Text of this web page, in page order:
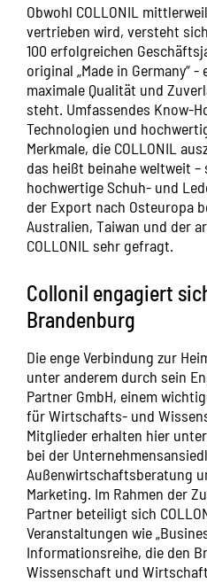
Obwohl COLLONIL
vertrieben wird, versteht
100 erfolgreichen
original „Made in Germany“
maximale Qualität und
steht. Umfassendes Know-
Technologien und
Merkmale, die COLLONIL
das heißt beinahe weltweit
hochwertige Schuh- und
der Export nach Osteuropa
Australien, Taiwan und der
COLLONIL sehr gefragt.
Collonil engagiert
Brandenburg
Die enge Verbindung zur
unter anderem durch sein
Partner GmbH, einem
für Wirtschafts- und
Mitglieder erhalten hier
bei der
Außenwirtschaftsberatung
Marketing. Im Rahmen der
Partner beteiligt sich
Veranstaltungen wie
Informationsreihe, die den
Wissenschaft und